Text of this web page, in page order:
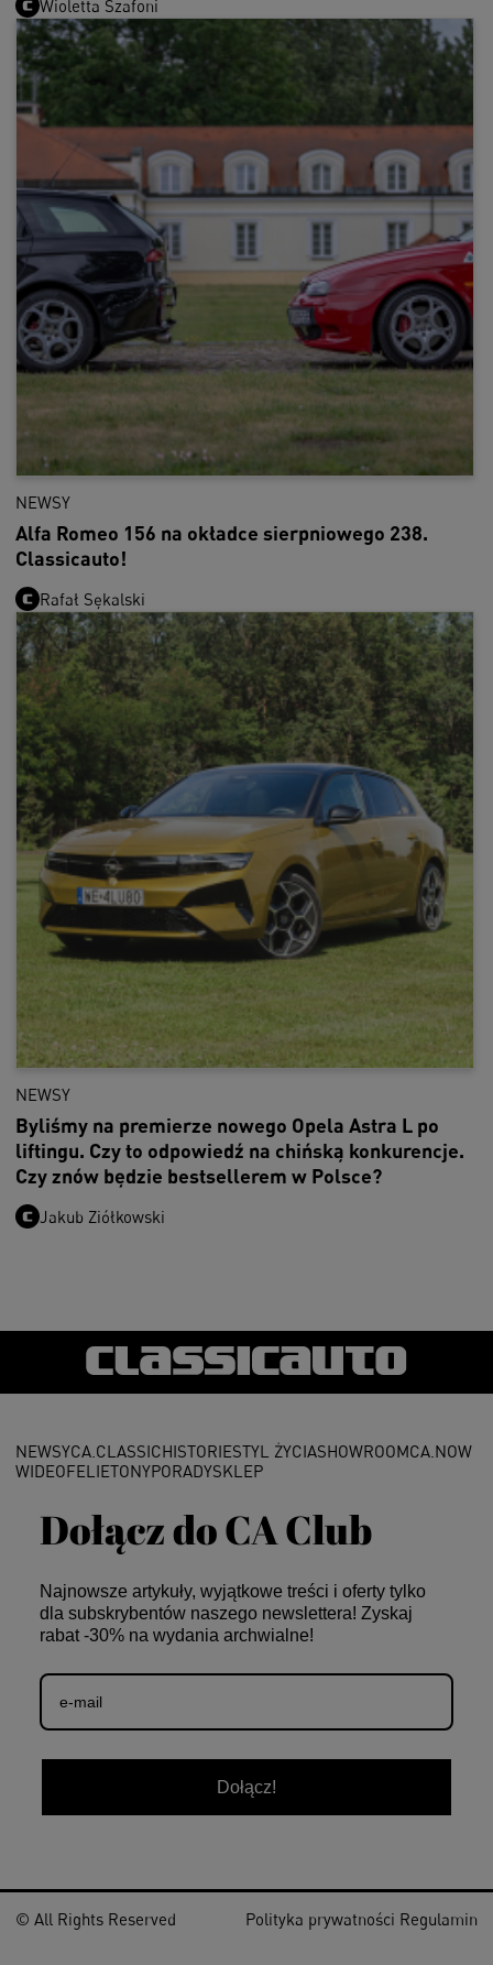
Wioletta Szafoni
NEWSY
Alfa Romeo 156 na okładce sierpniowego 238.
Classicauto!
Rafał Sękalski
NEWSY
Byliśmy na premierze nowego Opela Astra L po
liftingu. Czy to odpowiedź na chińską konkurencje.
Czy znów będzie bestsellerem w Polsce?
Jakub Ziółkowski
Dołącz do CA Club
Najnowsze artykuły, wyjątkowe treści i oferty tylko
dla subskrybentów naszego newslettera! Zyskaj
rabat -30% na wydania archwialne!
Dołącz!
NEWSYCA.CLASSICHISTORIESTYL ŻYCIASHOWROOMCA.NOW
WIDEOFELIETONYPORADYSKLEP
© All Rights Reserved Polityka prywatności Regulamin